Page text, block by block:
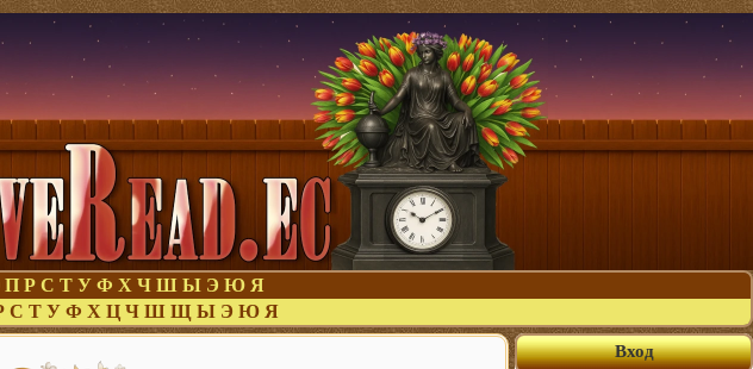
П Р С Т У Ф Х Ч Ш Ы Э Ю Я
С Т У Ф Х Ц Ч Ш Щ Ы Э Ю Я
Вход